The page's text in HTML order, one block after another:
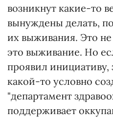
возникнут какие-то
вынуждены делать,
их выживания. Это
это выживание. Но
проявил инициативу,
какой-то условно
"департамент
поддерживает